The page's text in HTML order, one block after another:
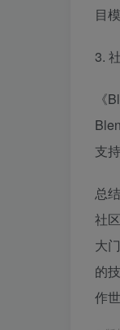
目
3.
《
支
总
社
大
的
作世